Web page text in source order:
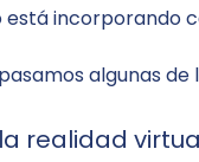
incorporando
algunas de
realidad